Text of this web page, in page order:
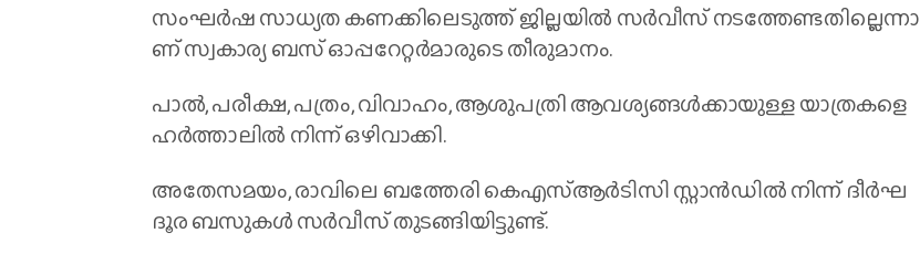
സം​ഘ​ർ​ഷ സാ​ധ്യ​ത ക​ണ​ക്കി​ലെ​ടു​ത്ത് ജി​ല്ല​യി​ൽ സ​ർ​വീ​സ് ന​ട​ത്തേ​ണ്ട​തി​ല്ലെ​ന്നാ​
ണ് സ്വ​കാ​ര്യ ബ​സ് ഓ​പ്പ​റേ​റ്റ​ർ​മാ​രു​ടെ തീ​രു​മാ​നം.
പാ​ൽ, പ​രീ​ക്ഷ, പ​ത്രം, വി​വാ​ഹം, ആ​ശു​പ​ത്രി ആ​വ​ശ്യ​ങ്ങ​ൾ​ക്കാ​യു​ള്ള യാ​ത്ര​ക​ളെ
ഹ​ർ​ത്താ​ലി​ൽ നി​ന്ന് ഒ​ഴി​വാ​ക്കി.
അ​തേ​സ​മ​യം, രാ​വി​ലെ ബ​ത്തേ​രി കെ​എ​സ്ആ​ർ​ടി​സി സ്റ്റാ​ൻ​ഡി​ൽ നി​ന്ന് ദീ​ർ​ഘ​
ദൂ​ര ബ​സു​ക​ൾ സ​ർ​വീ​സ് തു​ട​ങ്ങി​യി​ട്ടു​ണ്ട്.